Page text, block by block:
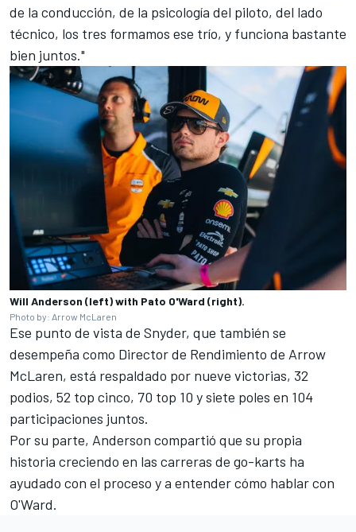
de la conducción, de la psicología del piloto, del lado
técnico, los tres formamos ese trío, y funciona bastante
bien juntos."
Will Anderson (left) with Pato O'Ward (right).
Photo by: Arrow McLaren
Ese punto de vista de Snyder, que también se
desempeña como Director de Rendimiento de Arrow
McLaren, está respaldado por nueve victorias, 32
podios, 52 top cinco, 70 top 10 y siete poles en 104
participaciones juntos.
Por su parte, Anderson compartió que su propia
historia creciendo en las carreras de go-karts ha
ayudado con el proceso y a entender cómo hablar con
O'Ward.